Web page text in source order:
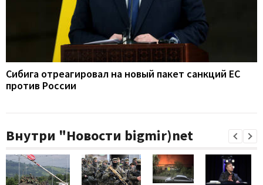
Сибига отреагировал на новый пакет санкций ЕС
против России
Внутри "Новости bigmir)net